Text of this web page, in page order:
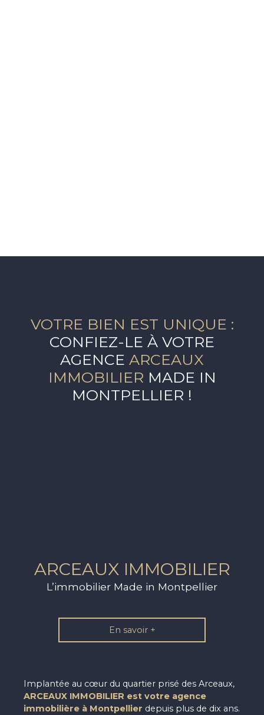
VOTRE BIEN EST UNIQUE :
CONFIEZ-LE À VOTRE
AGENCE ARCEAUX
IMMOBILIER MADE IN
MONTPELLIER !
ARCEAUX IMMOBILIER
L’immobilier Made in Montpellier
En savoir +
Implantée au cœur du quartier prisé des Arceaux,
ARCEAUX IMMOBILIER est votre agence
immobilière à Montpellier depuis plus de dix ans.